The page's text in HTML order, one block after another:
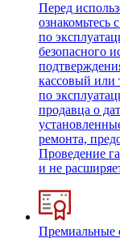
Перед
по
безопасного
кассовый или
по
продавца о
ремонта,
Проведение
и не
Премиальные